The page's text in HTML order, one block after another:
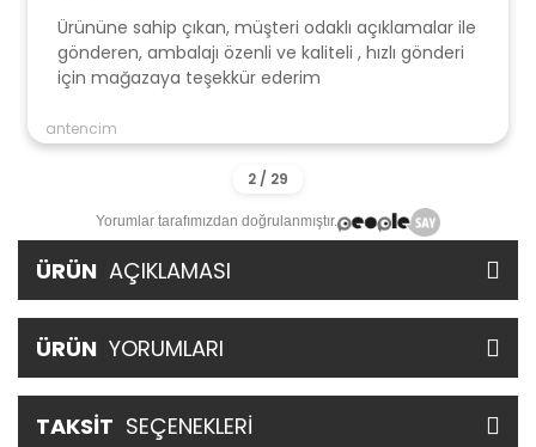
Ürününe sahip çıkan, müşteri odaklı açıklamalar ile
gönderen, ambalajı özenli ve kaliteli , hızlı gönderi
için mağazaya teşekkür ederim
antencim
Yorumlar tarafımızdan doğrulanmıştır.
ÜRÜN AÇIKLAMASI
ÜRÜN YORUMLARI
TAKSİT SEÇENEKLERİ